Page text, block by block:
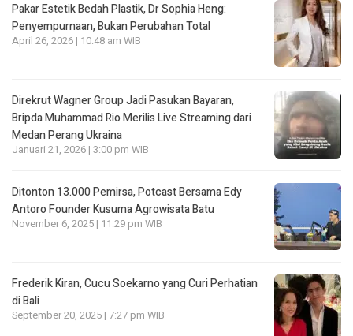
Pakar Estetik Bedah Plastik, Dr Sophia Heng:
Penyempurnaan, Bukan Perubahan Total
April 26, 2026 | 10:48 am WIB
Direkrut Wagner Group Jadi Pasukan Bayaran,
Bripda Muhammad Rio Merilis Live Streaming dari
Medan Perang Ukraina
Januari 21, 2026 | 3:00 pm WIB
Ditonton 13.000 Pemirsa, Potcast Bersama Edy
Antoro Founder Kusuma Agrowisata Batu
November 6, 2025 | 11:29 pm WIB
Frederik Kiran, Cucu Soekarno yang Curi Perhatian
di Bali
September 20, 2025 | 7:27 pm WIB